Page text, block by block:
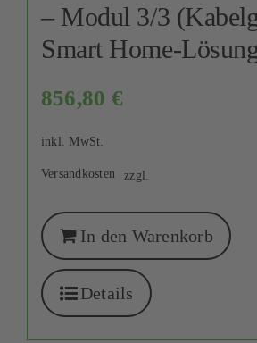
– Modul 3/3
Smart Home-
856,80 €
inkl. MwSt.
zzgl.
Versandkosten
In den Warenkorb
Details